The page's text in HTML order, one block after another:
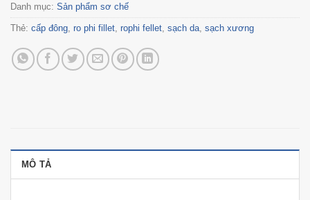
Danh mục: Sản phẩm sơ chế
Thẻ: cấp đông ro phi fillet rophi fellet sạch da sạch xương
MÔ TẢ